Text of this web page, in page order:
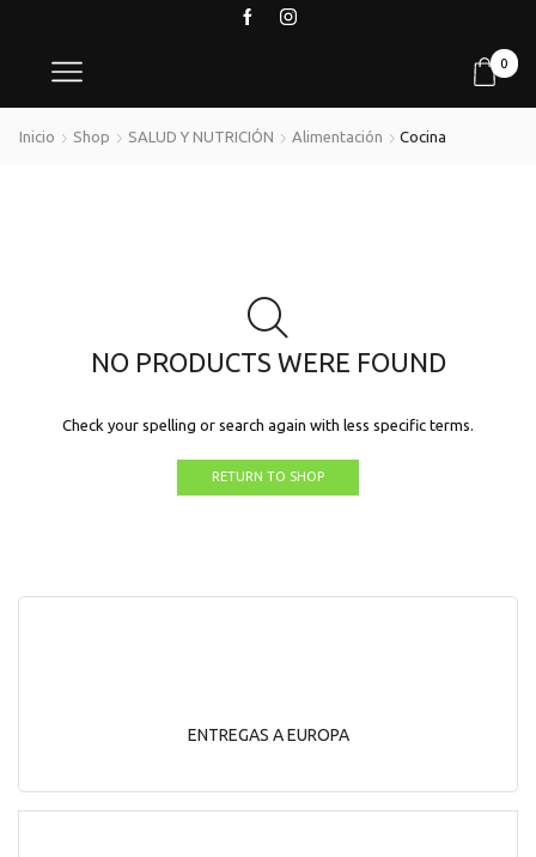
0
Inicio Shop SALUD Y NUTRICIÓN Alimentación Cocina
NO PRODUCTS WERE FOUND
Check your spelling or search again with less specific terms.
RETURN TO SHOP
ENTREGAS A EUROPA